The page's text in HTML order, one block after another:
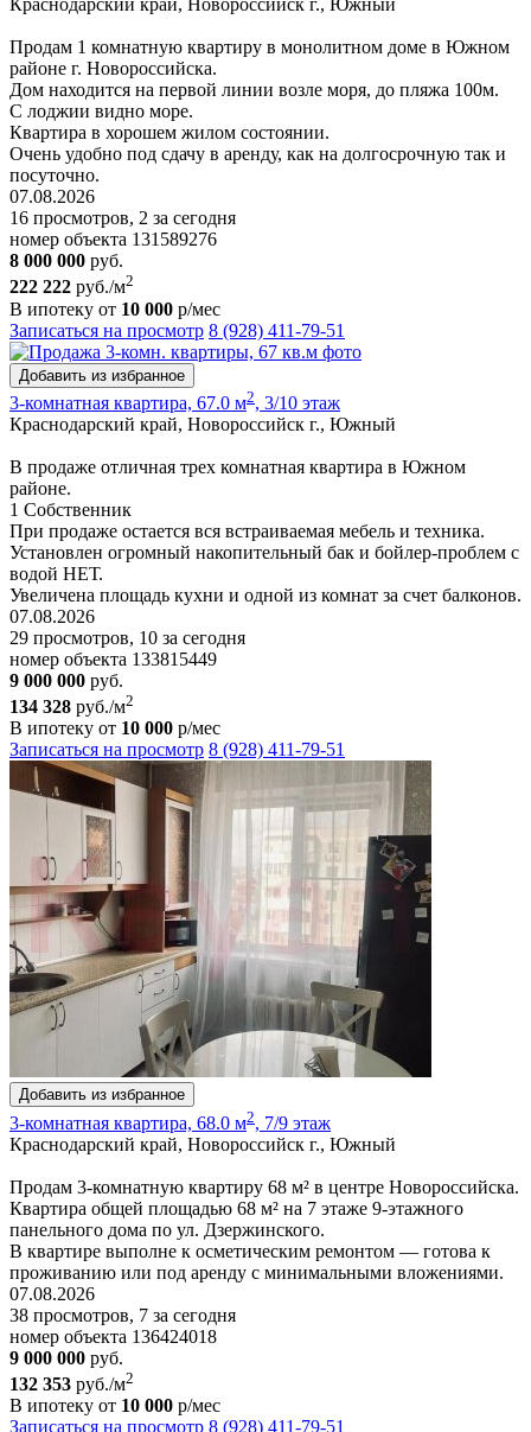
Краснодарский край, Новороссийск г., Южный
Продам 1 комнатную квартиру в монолитном доме в Южном
районе г. Новороссийска.
Дом находится на первой линии возле моря, до пляжа 100м.
С лоджии видно море.
Квартира в хорошем жилом состоянии.
Очень удобно под сдачу в аренду, как на долгосрочную так и
посуточно.
07.08.2026
16 просмотров, 2 за сегодня
номер объекта 131589276
8 000 000 руб.
222 222 руб./м2
В ипотеку от 10 000 р/мес
Записаться на просмотр 8 (928) 411-79-51
Добавить из избранное
3-комнатная квартира, 67.0 м2, 3/10 этаж
Краснодарский край, Новороссийск г., Южный
В продаже отличная трех комнатная квартира в Южном
районе.
1 Собственник
При продаже остается вся встраиваемая мебель и техника.
Установлен огромный накопительный бак и бойлер-проблем с
водой НЕТ.
Увеличена площадь кухни и одной из комнат за счет балконов.
07.08.2026
29 просмотров, 10 за сегодня
номер объекта 133815449
9 000 000 руб.
134 328 руб./м2
В ипотеку от 10 000 р/мес
Записаться на просмотр 8 (928) 411-79-51
Добавить из избранное
3-комнатная квартира, 68.0 м2, 7/9 этаж
Краснодарский край, Новороссийск г., Южный
Продам 3-комнатную квартиру 68 м² в центре Новороссийска.
Квартира общей площадью 68 м² на 7 этаже 9-этажного
панельного дома по ул. Дзержинского.
В квартире выполне к осметическим ремонтом — готова к
проживанию или под аренду с минимальными вложениями.
07.08.2026
38 просмотров, 7 за сегодня
номер объекта 136424018
9 000 000 руб.
132 353 руб./м2
В ипотеку от 10 000 р/мес
Записаться на просмотр 8 (928) 411-79-51